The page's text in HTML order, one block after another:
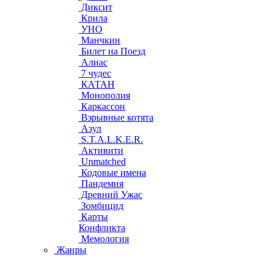
Диксит
Крила
УНО
Манчкин
Билет на Поезд
Алиас
7 чудес
КАТАН
Монополия
Каркассон
Взрывные котята
Азул
S.T.A.L.K.E.R.
Активити
Unmatched
Кодовые имена
Пандемия
Древний Ужас
Зомбицид
Карты
Конфликта
Мемология
Жанры